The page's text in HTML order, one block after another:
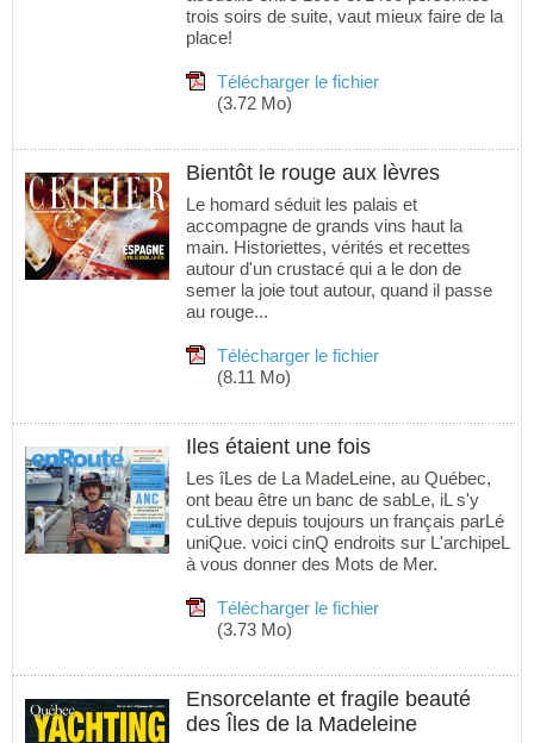
trois soirs de suite, vaut mieux faire de la
place!
Télécharger le fichier
(3.72 Mo)
Bientôt le rouge aux lèvres
Le homard séduit les palais et
accompagne de grands vins haut la
main. Historiettes, vérités et recettes
autour d'un crustacé qui a le don de
semer la joie tout autour, quand il passe
au rouge...
Télécharger le fichier
(8.11 Mo)
Iles étaient une fois
Les îLes de La MadeLeine, au Québec,
ont beau être un banc de sabLe, iL s'y
cuLtive depuis toujours un français parLé
uniQue. voici cinQ endroits sur L'archipeL
à vous donner des Mots de Mer.
Télécharger le fichier
(3.73 Mo)
Ensorcelante et fragile beauté
des Îles de la Madeleine